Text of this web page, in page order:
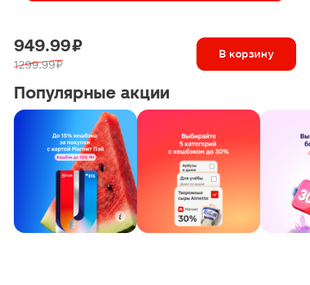
949.99 ₽
1299.99 ₽
В корзину
Популярные акции